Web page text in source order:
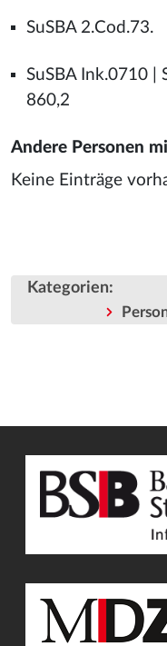
SuSBA 2.Cod.73.
SuSBA Ink.0710 |
860,2
Andere Personen
Keine Einträge
Kategorien: